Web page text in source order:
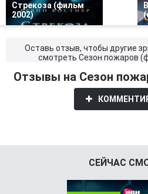
Стрекоза (фильм
2002)
Оставь отзыв, чтобы другие
смотреть Сезон пожаров
Отзывы на Сезон
СЕЙЧАС